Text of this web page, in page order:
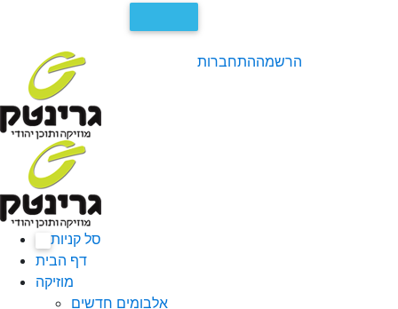
התחברותהרשמה
סל קניות
דף הבית
מוזיקה
אלבומים חדשים